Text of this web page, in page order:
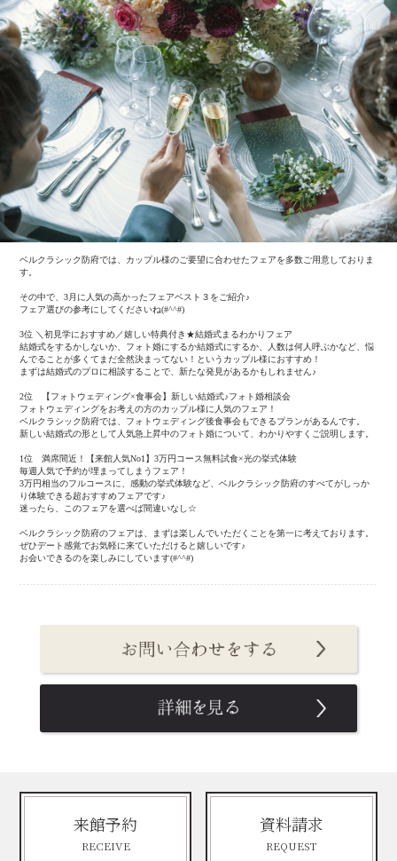
ベルクラシック防府では、カップル様のご要望に合わせたフェアを多数ご用意しておりま
す。
その中で、3月に人気の高かったフェアベスト３をご紹介♪
フェア選びの参考にしてくださいね(#^^#)
3位 ＼初見学におすすめ／嬉しい特典付き★結婚式まるわかりフェア
結婚式をするかしないか、フォト婚にするか結婚式にするか、人数は何人呼ぶかなど、悩
んでることが多くてまだ全然決まってない！というカップル様におすすめ！
まずは結婚式のプロに相談することで、新たな発見があるかもしれません♪
2位 【フォトウェディング×食事会】新しい結婚式♪フォト婚相談会
フォトウェディングをお考えの方のカップル様に人気のフェア！
ベルクラシック防府では、フォトウェディング後食事会もできるプランがあるんです。
新しい結婚式の形として人気急上昇中のフォト婚について、わかりやすくご説明します。
1位 満席間近！【来館人気No1】3万円コース無料試食×光の挙式体験
毎週人気で予約が埋まってしまうフェア！
3万円相当のフルコースに、感動の挙式体験など、ベルクラシック防府のすべてがしっか
り体験できる超おすすめフェアです♪
迷ったら、このフェアを選べば間違いなし☆
ベルクラシック防府のフェアは、まずは楽しんでいただくことを第一に考えております。
ぜひデート感覚でお気軽に来ていただけると嬉しいです♪
お会いできるのを楽しみにしています(#^^#)
来館予約
RECEIVE
資料請求
REQUEST